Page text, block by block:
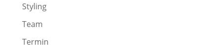
Styling
Team
Termin